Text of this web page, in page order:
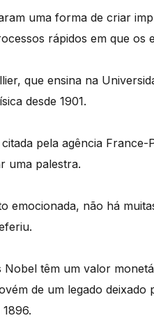
uma forma de criar
rápidos em que os
que ensina na
desde 1901.
pela agência
uma palestra.
emocionada, não há
Nobel têm um valor
de um legado